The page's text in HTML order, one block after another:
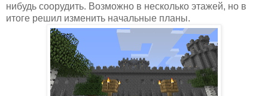
нибудь соорудить. Возможно в несколько этажей, но в
итоге решил изменить начальные планы.